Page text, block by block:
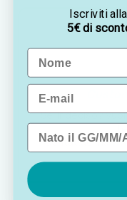
Sei indeciso?
Contattaci via
Iscriviti
5€ di
Name
Email
Data di nascita